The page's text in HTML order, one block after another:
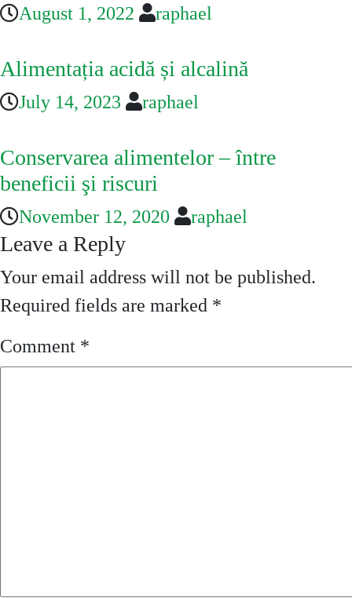
August 1, 2022 raphael
Alimentația acidă și alcalină
July 14, 2023 raphael
Conservarea alimentelor – între
beneficii şi riscuri
November 12, 2020 raphael
Leave a Reply
Your email address will not be published.
Required fields are marked *
Comment *